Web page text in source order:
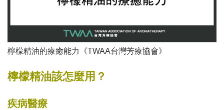
檸檬精油的療癒能力 《TWAA台灣芳療協會》
檸檬精油該怎麼用？
疾病醫療